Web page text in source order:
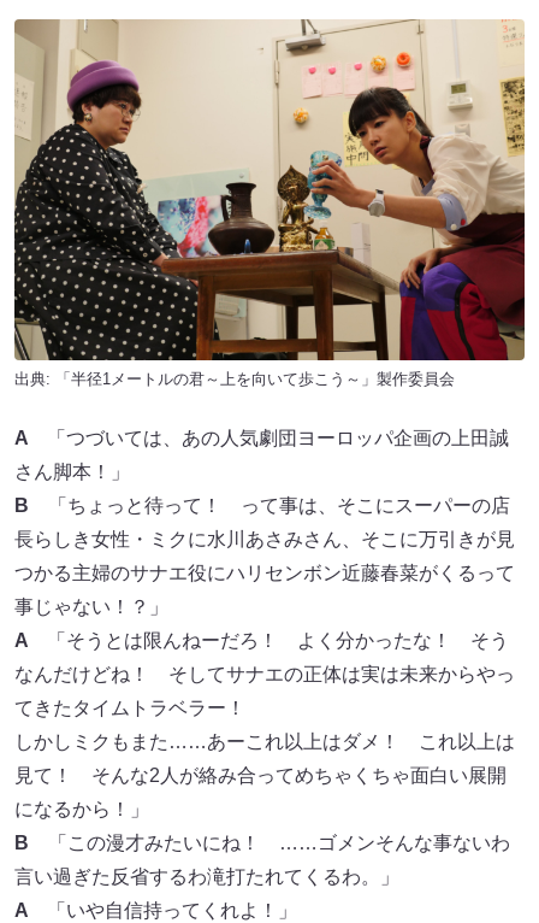
出典: 「半径1メートルの君～上を向いて歩こう～」製作委員会
A
「つづいては、あの人気劇団ヨーロッパ企画の上田誠
さん脚本！」
B
「ちょっと待って！ って事は、そこにスーパーの店
長らしき女性・ミクに水川あさみさん、そこに万引きが見
つかる主婦のサナエ役にハリセンボン近藤春菜がくるって
事じゃない！？」
A
「そうとは限んねーだろ！ よく分かったな！ そう
なんだけどね！ そしてサナエの正体は実は未来からやっ
てきたタイムトラベラー！
しかしミクもまた……あーこれ以上はダメ！ これ以上は
見て！ そんな2人が絡み合ってめちゃくちゃ面白い展開
になるから！」
B
「この漫才みたいにね！ ……ゴメンそんな事ないわ
言い過ぎた反省するわ滝打たれてくるわ。」
A
「いや自信持ってくれよ！」